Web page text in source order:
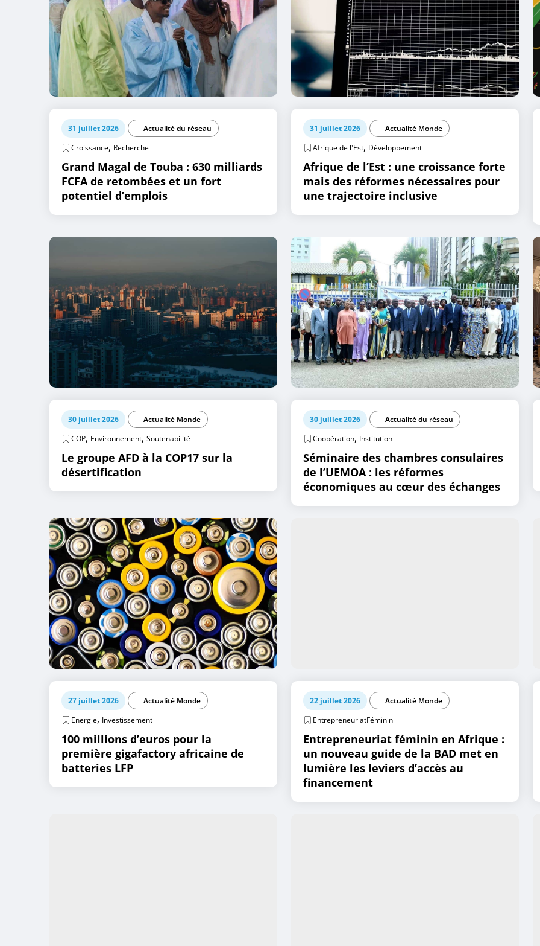
31 juillet 2026
Actualité du réseau
Croissance, Recherche
Grand Magal de Touba : 630 milliards
FCFA de retombées et un fort
potentiel d’emplois
31 juillet 2026
Actualité Monde
Afrique de l'Est, Développement
Afrique de l’Est : une croissance forte
mais des réformes nécessaires pour
une trajectoire inclusive
30 juillet 2026
Actualité Monde
COP, Environnement, Soutenabilité
Le groupe AFD à la COP17 sur la
désertification
30 juillet 2026
Actualité du réseau
Coopération, Institution
Séminaire des chambres consulaires
de l’UEMOA : les réformes
économiques au cœur des échanges
27 juillet 2026
Actualité Monde
Energie, Investissement
100 millions d’euros pour la
première gigafactory africaine de
batteries LFP
22 juillet 2026
Actualité Monde
EntrepreneuriatFéminin
Entrepreneuriat féminin en Afrique :
un nouveau guide de la BAD met en
lumière les leviers d’accès au
financement